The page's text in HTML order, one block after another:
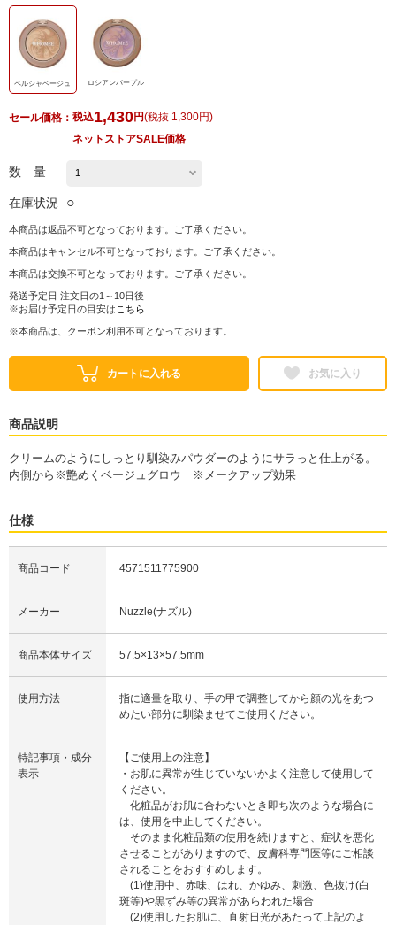
ペルシャベージュ ロシアンパープル
セール価格： 税込1,430円(税抜 1,300円)
ネットストアSALE価格
数 量
在庫状況 ○
本商品は返品不可となっております。ご了承ください。
本商品はキャンセル不可となっております。ご了承ください。
本商品は交換不可となっております。ご了承ください。
発送予定日 注文日の1～10日後
※お届け予定日の目安は こちら
※本商品は、クーポン利用不可となっております。
カートに入れる お気に入り
商品説明
クリームのようにしっとり馴染みパウダーのようにサラっと仕上がる。
内側から※艶めくベージュグロウ ※メークアップ効果
仕様
商品コード 4571511775900
メーカー Nuzzle(ナズル)
商品本体サイズ 57.5×13×57.5mm
使用方法
指に適量を取り、手の甲で調整してから顔の光をあつ
めたい部分に馴染ませてご使用ください。
特記事項・成分
表示
【ご使用上の注意】
・お肌に異常が生じていないかよく注意して使用して
ください。
化粧品がお肌に合わないとき即ち次のような場合に
は、使用を中止してください。
そのまま化粧品類の使用を続けますと、症状を悪化
させることがありますので、皮膚科専門医等にご相談
されることをおすすめします。
(1)使用中、赤味、はれ、かゆみ、刺激、色抜け(白
斑等)や黒ずみ等の異常があらわれた場合
(2)使用したお肌に、直射日光があたって上記のよ